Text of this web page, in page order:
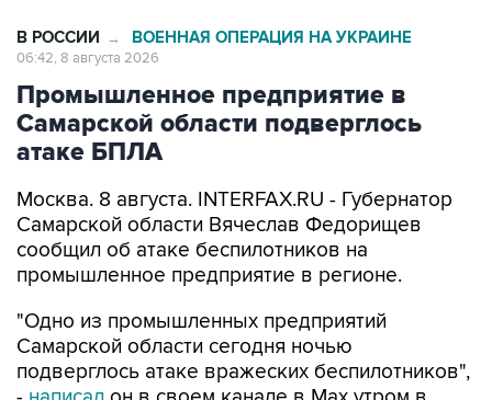
Промышленное предприятие в
Самарской области подверглось
атаке БПЛА
Москва. 8 августа. INTERFAX.RU - Губернатор
сообщил об атаке беспилотников на
промышленное предприятие в регионе.
"Одно из промышленных предприятий
подверглось атаке вражеских беспилотников",
-написалон в своем канале в Max утром в
субботу.